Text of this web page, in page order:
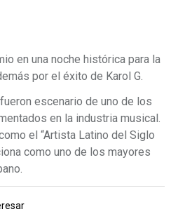
en una noche histórica para la
por el éxito de Karol G.
escenario de uno de los
en la industria musical.
el “Artista Latino del Siglo
como uno de los mayores